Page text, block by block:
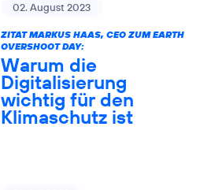
02. August 2023
ZITAT MARKUS HAAS, CEO ZUM EARTH
OVERSHOOT DAY:
Warum die
Digitalisierung
wichtig für den
Klimaschutz ist